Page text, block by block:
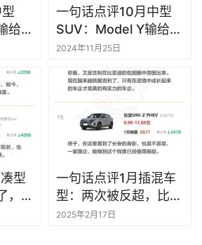
给零
成
一句话点评10月中型
SUV：Model Y输给三
款比亚迪
2024年11月25日
型
，紧
和
一句话点评1月插混车
型：两次被反超，比亚
迪终于遇到对手
2025年2月17日